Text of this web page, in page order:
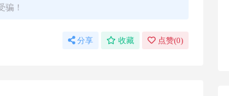
！
分享 收藏 点赞(0)